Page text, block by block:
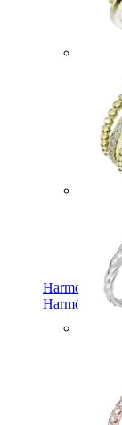
Harmony
Harmónia